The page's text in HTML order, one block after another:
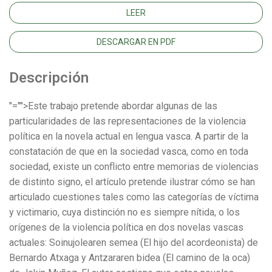
LEER
DESCARGAR EN PDF
Descripción
"="">Este trabajo pretende abordar algunas de las
particularidades de las representaciones de la violencia
política en la novela actual en lengua vasca. A partir de la
constatación de que en la sociedad vasca, como en toda
sociedad, existe un conflicto entre memorias de violencias
de distinto signo, el artículo pretende ilustrar cómo se han
articulado cuestiones tales como las categorías de víctima
y victimario, cuya distinción no es siempre nítida, o los
orígenes de la violencia política en dos novelas vascas
actuales: Soinujolearen semea (El hijo del acordeonista) de
Bernardo Atxaga y Antzararen bidea (El camino de la oca)